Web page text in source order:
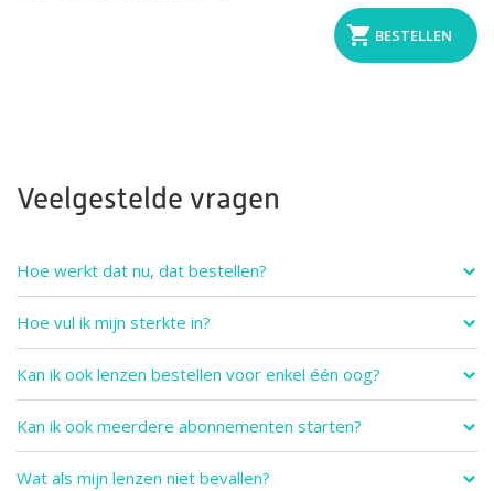
Veelgestelde vragen
Hoe werkt dat nu, dat bestellen?
Hoe vul ik mijn sterkte in?
Kan ik ook lenzen bestellen voor enkel één oog?
Kan ik ook meerdere abonnementen starten?
Wat als mijn lenzen niet bevallen?